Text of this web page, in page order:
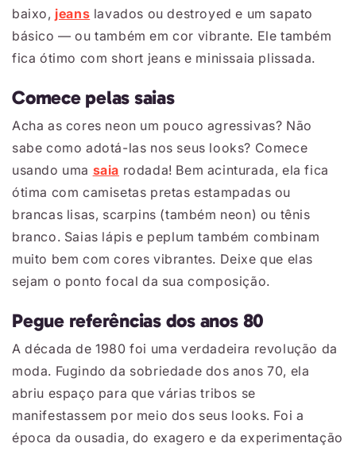
baixo, jeans lavados ou destroyed e um sapato
básico ― ou também em cor vibrante. Ele também
fica ótimo com short jeans e minissaia plissada.
Comece pelas saias
Acha as cores neon um pouco agressivas? Não
sabe como adotá-las nos seus looks? Comece
usando uma saia rodada! Bem acinturada, ela fica
ótima com camisetas pretas estampadas ou
brancas lisas, scarpins (também neon) ou tênis
branco. Saias lápis e peplum também combinam
muito bem com cores vibrantes. Deixe que elas
sejam o ponto focal da sua composição.
Pegue referências dos anos 80
A década de 1980 foi uma verdadeira revolução da
moda. Fugindo da sobriedade dos anos 70, ela
abriu espaço para que várias tribos se
manifestassem por meio dos seus looks. Foi a
época da ousadia, do exagero e da experimentação